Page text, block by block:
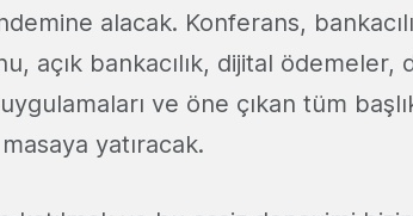
alacak. Konferans,
açık bankacılık, dijital ödemeler,
ve öne çıkan tüm
yatıracak.